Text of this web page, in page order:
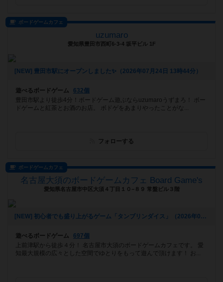
ボードゲームカフェ
uzumaro
愛知県豊田市西町6-3-4 坂平ビル 1F
[NEW] 豊田市駅にオープンしました✨（2026年07月24日 13時44分）
遊べるボードゲーム
632個
豊田市駅より徒歩4分！ボードゲーム遊ぶならuzumaroうずまろ！ ボー
ドゲームと紅茶とお酒のお店。 ボドゲをあまりやったことがな...
フォローする
ボードゲームカフェ
名古屋大須のボードゲームカフェ Board Game's
愛知県名古屋市中区大須４丁目１０−８９ 常盤ビル３階
[NEW] 初心者でも盛り上がるゲーム「タンブリンダイス」（2026年07月17日 14時05分）
遊べるボードゲーム
697個
上前津駅から徒歩４分！ 名古屋市大須のボードゲームカフェです。 愛
知最大規模の広々とした空間でゆとりをもって遊んで頂けます！ お...